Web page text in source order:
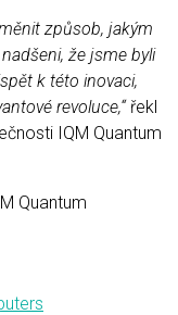
způsob, jakým
že jsme byli
k této inovaci,
revoluce,“řekl
IQM Quantum
Quantum